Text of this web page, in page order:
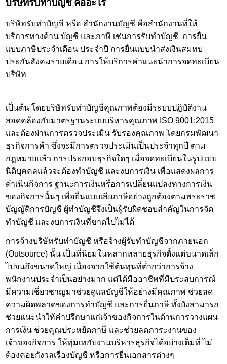
บริษัทรับทำบัญชี คืออะไร
บริษัทรับทำบัญชี หรือ สำนักงานบัญชี คือสำนักงานที่ให้
บริการทางด้าน บัญชี และภาษี เช่นการรับทำบัญชี การยื่น
แบบภาษีประจำเดือน ประจำปี การยื่นแบบนำส่งเงินสมทบ
ประกันสังคมรายเดือน การให้บริการคำแนะนำการจดทะเบียน
บริษัท
เป็นต้น โดยบริษัทรับทำบัญชีคุณภาพต้องมีระบบปฏิบัติงาน
สอดคล้องกับมาตรฐานระบบบริหารคุณภาพ ISO 9001:2015
และต้องผ่านการตรวจประเมิน รับรองคุณภาพ โดยกรมพัฒนา
ธุรกิจการค้า ซึ่งจะมีการตรวจประเมินเป็นประจำทุกปี ตาม
กฎหมายแล้ว การประกอบธุรกิจใดๆ เมื่อจดทะเบียนในรูปแบบ
นิติบุคคลแล้วจะต้องทำบัญชี และงบการเงิน เพื่อแสดงผลการ
ดำเนินกิจการ ฐานะการเงินหรือการเปลี่ยนแปลงทางการเงิน
ของกิจการนั้นๆ เพื่อยื่นแบบเสียภาษีอย่างถูกต้องตามพระราช
บัญญัติการบัญชี ผู้ทำบัญชีจึงเป็นผู้รับผิดชอบสำคัญในการจัด
ทำบัญชี และงบการเงินที่ขาดไปไม่ได้
การจ้างบริษัทรับทำบัญชี หรือจ้างผู้รับทำบัญชีจากภายนอก
(Outsource) นั้น เป็นที่นิยมในหลากหลายธุรกิจตั้งแต่ขนาดเล็ก
ไปจนถึงขนาดใหญ่ เนื่องจากใช้ต้นทุนที่ต่ำกว่าการจ้าง
พนักงานประจำเป็นอย่างมาก แต่ได้มืออาชีพที่มีประสบการณ์
มีความเชี่ยวชาญมาช่วยดูแลบัญชีให้อย่างมีคุณภาพ ช่วยลด
ความผิดพลาดของการทำบัญชี และการยื่นภาษี ทั้งยังสามารถ
ช่วยแนะนำให้คำปรึกษาแก่เจ้าของกิจการในด้านการวางแผน
การเงิน ช่วยคุณประหยัดภาษี และช่วยลดภาระงานของ
เจ้าของกิจการ ให้ทุ่มเทกับงานบริหารธุรกิจได้อย่างเต็มที่ ไม่
ต้องคอยกังวลเรื่องบัญชี หรือการยื่นเอกสารต่างๆ